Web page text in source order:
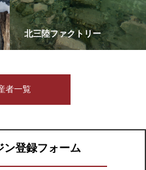
北三陸ファクトリー
者一覧
ン登録フォーム